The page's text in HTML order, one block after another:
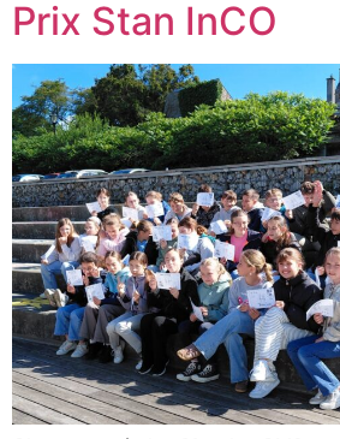
Prix Stan InCO